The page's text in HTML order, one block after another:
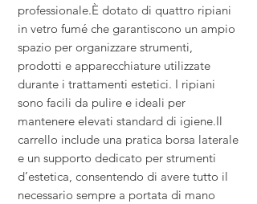
professionale.È dotato di quattro ripiani
in vetro fumé che garantiscono un ampio
spazio per organizzare strumenti,
prodotti e apparecchiature utilizzate
durante i trattamenti estetici. I ripiani
sono facili da pulire e ideali per
mantenere elevati standard di igiene.Il
carrello include una pratica borsa laterale
e un supporto dedicato per strumenti
d’estetica, consentendo di avere tutto il
necessario sempre a portata di mano